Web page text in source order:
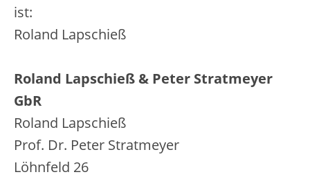
ist:
Roland Lapschieß
Roland Lapschieß & Peter Stratmeyer
GbR
Roland Lapschieß
Prof. Dr. Peter Stratmeyer
Löhnfeld 26